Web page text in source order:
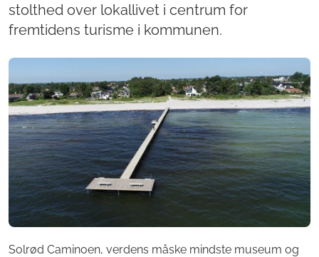
stolthed over lokallivet i centrum for
fremtidens turisme i kommunen.
Solrød Caminoen, verdens måske mindste museum og